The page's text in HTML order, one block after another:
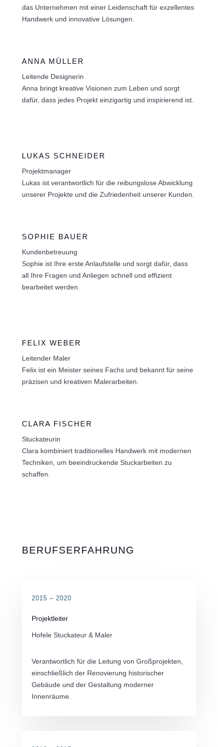
das Unternehmen mit einer Leidenschaft für exzellentes
Handwerk und innovative Lösungen.
ANNA MÜLLER
Leitende Designerin
Anna bringt kreative Visionen zum Leben und sorgt
dafür, dass jedes Projekt einzigartig und inspirierend ist.
LUKAS SCHNEIDER
Projektmanager
Lukas ist verantwortlich für die reibungslose Abwicklung
unserer Projekte und die Zufriedenheit unserer Kunden.
SOPHIE BAUER
Kundenbetreuung
Sophie ist Ihre erste Anlaufstelle und sorgt dafür, dass
all Ihre Fragen und Anliegen schnell und effizient
bearbeitet werden.
FELIX WEBER
Leitender Maler
Felix ist ein Meister seines Fachs und bekannt für seine
präzisen und kreativen Malerarbeiten.
CLARA FISCHER
Stuckateurin
Clara kombiniert traditionelles Handwerk mit modernen
Techniken, um beeindruckende Stuckarbeiten zu
schaffen.
BERUFSERFAHRUNG
2015 – 2020
Projektleiter
Hofele Stuckateur & Maler
Verantwortlich für die Leitung von Großprojekten,
einschließlich der Renovierung historischer
Gebäude und der Gestaltung moderner
Innenräume.